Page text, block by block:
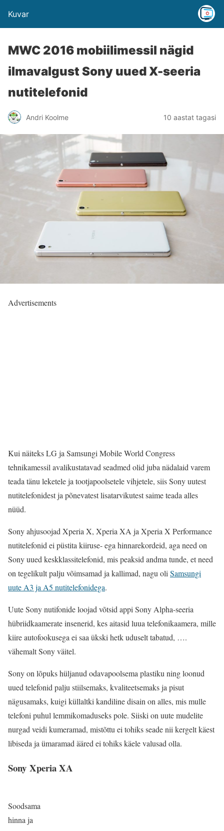
Kuvar
MWC 2016 mobiilimessil nägid
ilmavalgust Sony uued X-seeria
nutitelefonid
Andri Koolme 10 aastat tagasi
Advertisements
Kui näiteks LG ja Samsungi Mobile World Congress
tehnikamessil avalikustatavad seadmed olid juba nädalaid varem
teada tänu leketele ja tootjapoolsetele vihjetele, siis Sony uutest
nutitelefonidest ja põnevatest lisatarvikutest saime teada alles
nüüd.
Sony ahjusoojad Xperia X, Xperia XA ja Xperia X Performance
nutitelefonid ei püstita kiiruse- ega hinnarekordeid, aga need on
Sony uued keskklassitelefonid, mis peaksid andma tunde, et need
on tegelikult palju võimsamad ja kallimad, nagu oli Samsungi
uute A3 ja A5 nutitelefonidega.
Uute Sony nutifonide loojad võtsid appi Sony Alpha-seeria
hübriidkaamerate insenerid, kes aitasid luua telefonikaamera, mille
kiire autofookusega ei saa ükski hetk uduselt tabatud, ….
vähemalt Sony väitel.
Sony on lõpuks hüljanud odavapoolsema plastiku ning loonud
uued telefonid palju stiilsemaks, kvaliteetsemaks ja pisut
nägusamaks, kuigi küllaltki kandiline disain on alles, mis mulle
telefoni puhul lemmikomaduseks pole. Siiski on uute mudelite
nurgad veidi kumeramad, mistõttu ei tohiks seade nii kergelt käest
libiseda ja ümaramad ääred ei tohiks käele valusad olla.
Sony Xperia XA
Soodsama
hinna ja